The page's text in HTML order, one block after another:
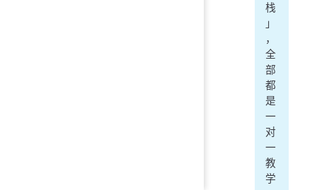
栈
」
，
全
部
都
是
一
对
一
教
学